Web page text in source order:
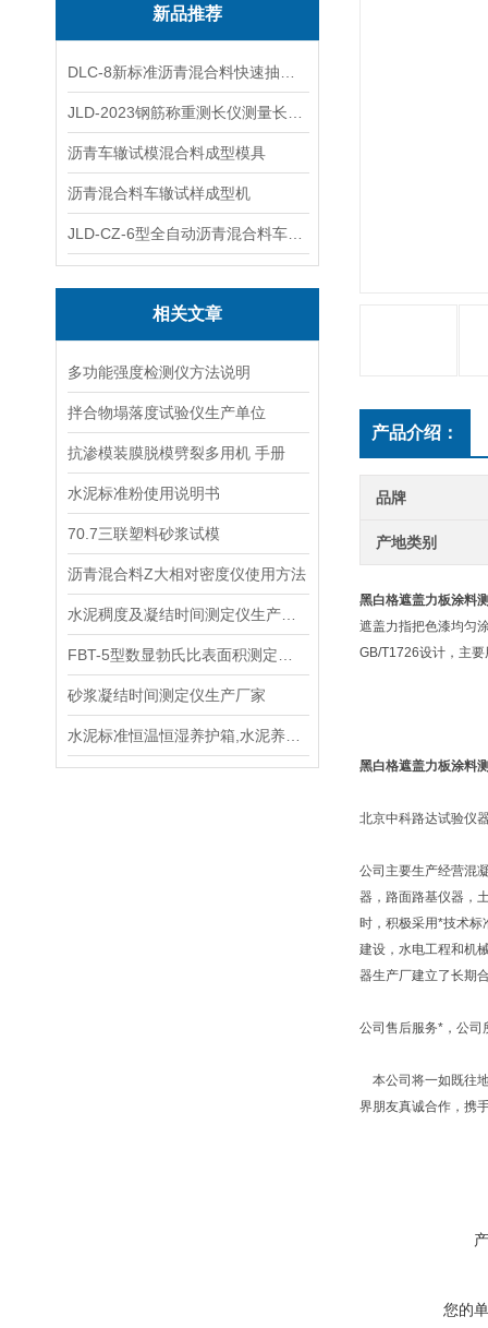
新品推荐
沥青车辙试模混合料成型模具
沥青混合料车辙试样成型机
相关文章
多功能强度检测仪方法说明
拌合物塌落度试验仪生产单位
抗渗模装膜脱模劈裂多用机 手册
水泥标准粉使用说明书
70.7三联塑料砂浆试模
沥青混合料Z大相对密度仪使用方法
砂浆凝结时间测定仪生产厂家
产品介绍：
品牌
产地类别
黑白格遮盖力板涂料
遮盖力指把色漆均匀
GB/T1726设计，主
黑白格遮盖力板涂料
北京中科路达试验仪
公司主要生产经营混
器，路面路基仪器，
时，积极采用*技术
建设，水电工程和机
器生产厂建立了长期
公司售后服务*，公司
本公司将一如既往
界朋友真诚合作，携
您的